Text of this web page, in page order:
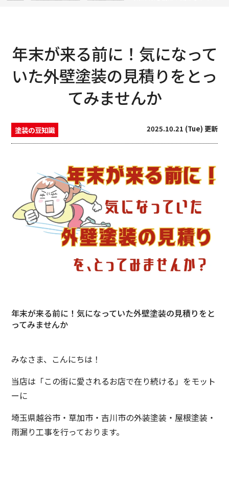
年末が来る前に！気になって
いた外壁塗装の見積りをとっ
てみませんか
塗装の豆知識 2025.10.21 (Tue) 更新
年末が来る前に！気になっていた外壁塗装の見積りをと
ってみませんか
みなさま、こんにちは！
当店は「この街に愛されるお店で在り続ける」をモット
ーに
埼玉県越谷市・草加市・吉川市の外装塗装・屋根塗装・
雨漏り工事を行っております。